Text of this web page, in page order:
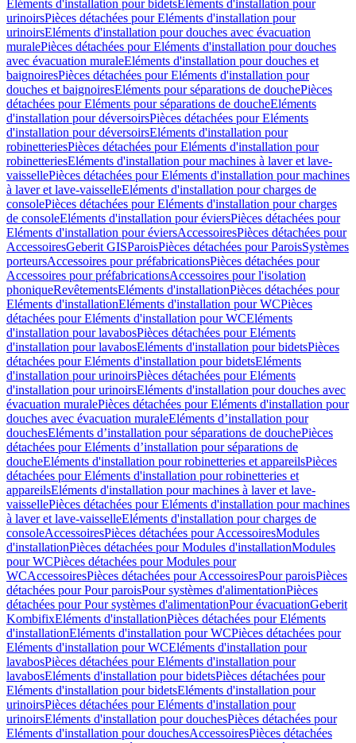
Eléments d'installation pour bidetsEléments d'installation pour
urinoirsPièces détachées pour Eléments d'installation pour
urinoirsEléments d'installation pour douches avec évacuation
muralePièces détachées pour Eléments d'installation pour douches
avec évacuation muraleEléments d'installation pour douches et
baignoiresPièces détachées pour Eléments d'installation pour
douches et baignoiresEléments pour séparations de douchePièces
détachées pour Eléments pour séparations de doucheEléments
d'installation pour déversoirsPièces détachées pour Eléments
d'installation pour déversoirsEléments d'installation pour
robinetteriesPièces détachées pour Eléments d'installation pour
robinetteriesEléments d'installation pour machines à laver et lave-
vaissellePièces détachées pour Eléments d'installation pour machines
à laver et lave-vaisselleEléments d'installation pour charges de
consolePièces détachées pour Eléments d'installation pour charges
de consoleEléments d'installation pour éviersPièces détachées pour
Eléments d'installation pour éviersAccessoiresPièces détachées pour
AccessoiresGeberit GISParoisPièces détachées pour ParoisSystèmes
porteursAccessoires pour préfabricationsPièces détachées pour
Accessoires pour préfabricationsAccessoires pour l'isolation
phoniqueRevêtementsEléments d'installationPièces détachées pour
Eléments d'installationEléments d'installation pour WCPièces
détachées pour Eléments d'installation pour WCEléments
d'installation pour lavabosPièces détachées pour Eléments
d'installation pour lavabosEléments d'installation pour bidetsPièces
détachées pour Eléments d'installation pour bidetsEléments
d'installation pour urinoirsPièces détachées pour Eléments
d'installation pour urinoirsEléments d'installation pour douches avec
évacuation muralePièces détachées pour Eléments d'installation pour
douches avec évacuation muraleEléments d’installation pour
douchesEléments d’installation pour séparations de douchePièces
détachées pour Eléments d’installation pour séparations de
doucheEléments d'installation pour robinetteries et appareilsPièces
détachées pour Eléments d'installation pour robinetteries et
appareilsEléments d'installation pour machines à laver et lave-
vaissellePièces détachées pour Eléments d'installation pour machines
à laver et lave-vaisselleEléments d'installation pour charges de
consoleAccessoiresPièces détachées pour AccessoiresModules
d'installationPièces détachées pour Modules d'installationModules
pour WCPièces détachées pour Modules pour
WCAccessoiresPièces détachées pour AccessoiresPour paroisPièces
détachées pour Pour paroisPour systèmes d'alimentationPièces
détachées pour Pour systèmes d'alimentationPour évacuationGeberit
KombifixEléments d'installationPièces détachées pour Eléments
d'installationEléments d'installation pour WCPièces détachées pour
Eléments d'installation pour WCEléments d'installation pour
lavabosPièces détachées pour Eléments d'installation pour
lavabosEléments d'installation pour bidetsPièces détachées pour
Eléments d'installation pour bidetsEléments d'installation pour
urinoirsPièces détachées pour Eléments d'installation pour
urinoirsEléments d'installation pour douchesPièces détachées pour
Eléments d'installation pour douchesAccessoiresPièces détachées